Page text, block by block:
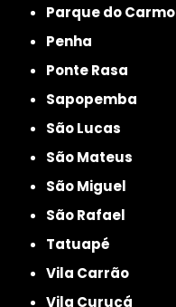
Parque do Carmo
Penha
Ponte Rasa
Sapopemba
São Lucas
São Mateus
São Miguel
São Rafael
Tatuapé
Vila Carrão
Vila Curuçá